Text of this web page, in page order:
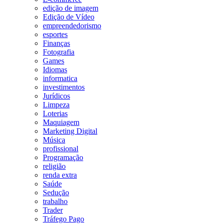
edição de imagem
Edição de Vídeo
empreendedorismo
esportes
Finanças
Fotografia
Games
Idiomas
informatica
investimentos
Jurídicos
Limpeza
Loterias
Maquiagem
Marketing Digital
Música
profissional
Programação
religião
renda extra
Saúde
Sedução
trabalho
Trader
Tráfego Pago